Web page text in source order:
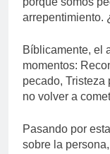
arrepentimiento.
Bíblicamente, el
momentos:
pecado, Tristeza
no volver a
Pasando por
sobre la